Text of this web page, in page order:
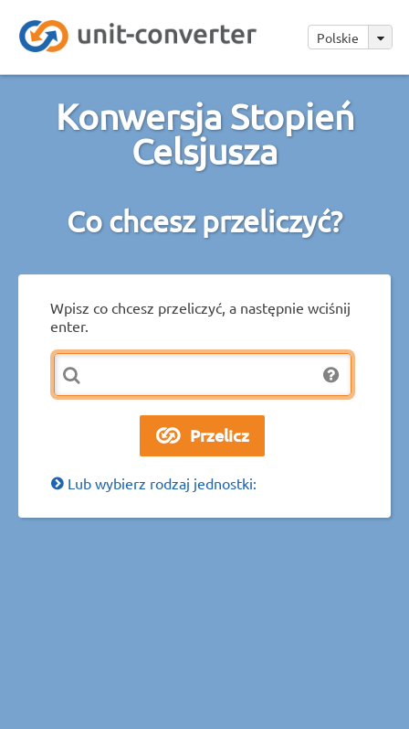
Polskie
Konwersja Stopień
Celsjusza
Co chcesz przeliczyć?
Wpisz co chcesz przeliczyć, a następnie wciśnij
enter.
Lub wybierz rodzaj jednostki: